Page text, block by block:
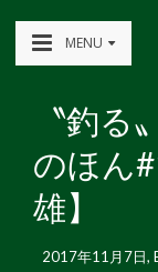
MENU
〝釣る
のほん
雄】
2017年11月7日,